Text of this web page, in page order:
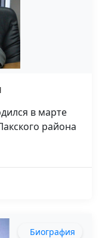
в марте
района
Биография